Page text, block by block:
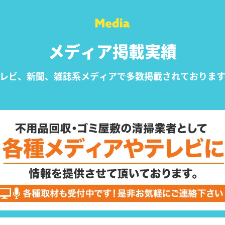
メディア掲載実績
ビ、新聞、雑誌系メディアで多数掲載されておりま